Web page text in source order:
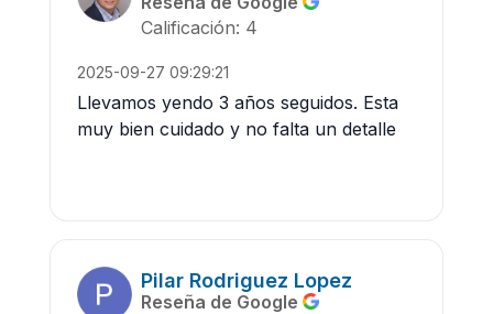
Calificación: 4
2025-09-27 09:29:21
Llevamos yendo 3 años seguidos. Esta
muy bien cuidado y no falta un detalle
Pilar Rodriguez Lopez
Reseña de Google